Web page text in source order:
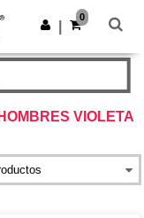
Descargar app
0
VIOLETA